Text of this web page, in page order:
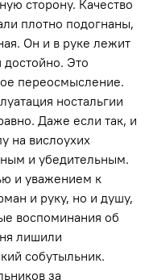
сторону. Качество
плотно подогнаны,
Он и в руке лежит
достойно. Это
переосмысление.
ностальгии
Даже если так, и
на вислоухих
и убедительным.
и уважением к
и руку, но и душу,
воспоминания об
лишили
собутыльник.
за